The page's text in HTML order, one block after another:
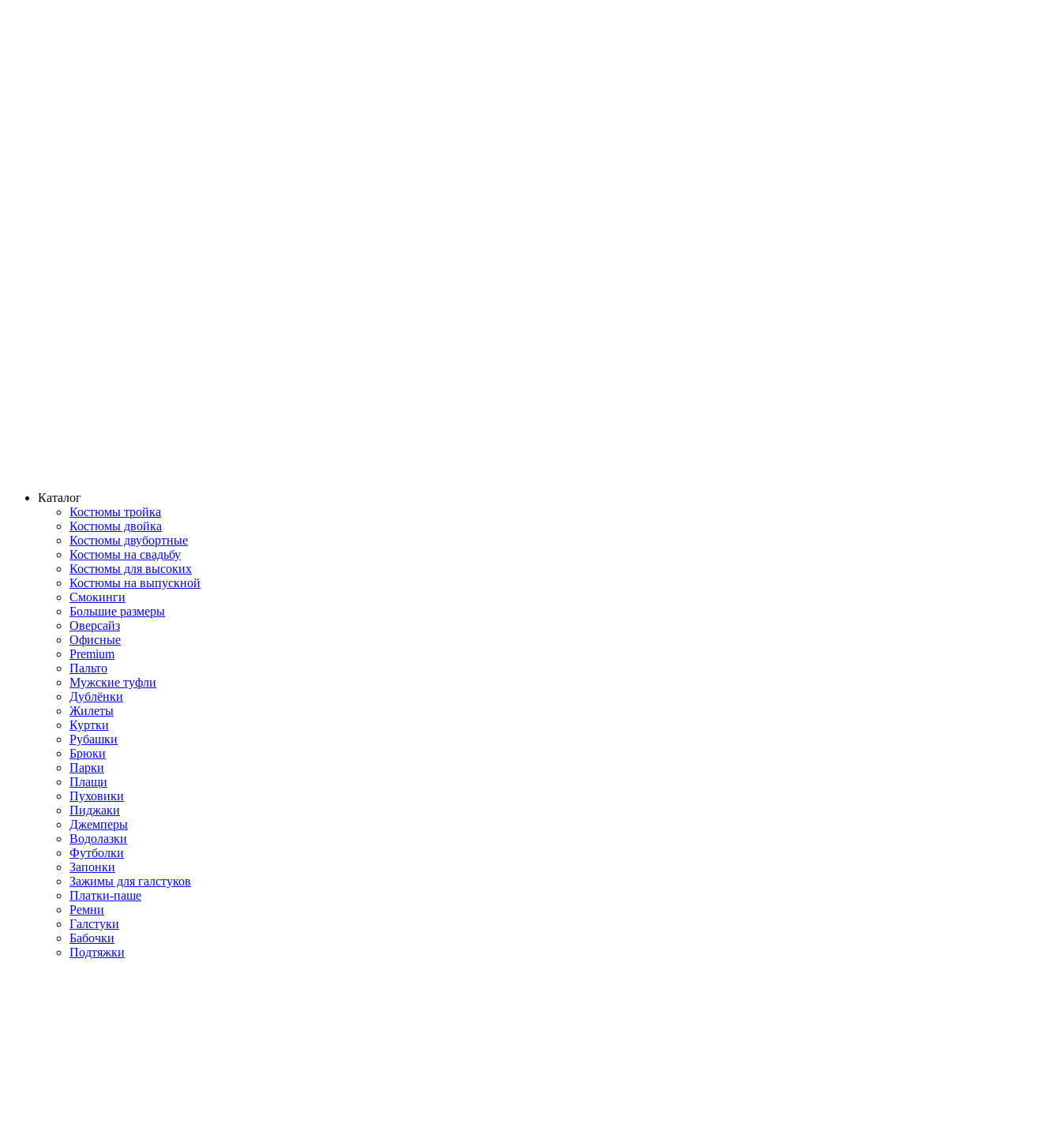
Каталог
Костюмы тройка
Костюмы двойка
Костюмы двубортные
Костюмы на свадьбу
Костюмы для высоких
Костюмы на выпускной
Смокинги
Большие размеры
Оверсайз
Офисные
Premium
Пальто
Мужские туфли
Дублёнки
Жилеты
Куртки
Рубашки
Брюки
Парки
Плащи
Пуховики
Пиджаки
Джемперы
Водолазки
Футболки
Запонки
Зажимы для галстуков
Платки-паше
Ремни
Галстуки
Бабочки
Подтяжки